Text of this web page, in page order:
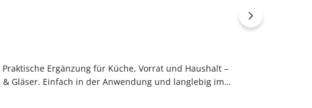
Ergänzung für Küche, Vorrat und Haushalt –
Gläser. Einfach in der Anwendung und langlebig im
online bei flaschen-glaeser-und-dosen.de.